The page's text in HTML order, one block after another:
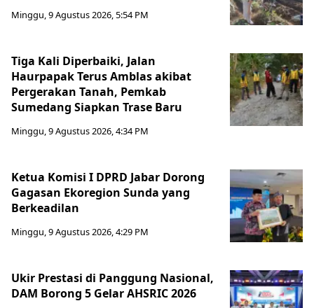
Minggu, 9 Agustus 2026, 5:54 PM
Tiga Kali Diperbaiki, Jalan
Haurpapak Terus Amblas akibat
Pergerakan Tanah, Pemkab
Sumedang Siapkan Trase Baru
Minggu, 9 Agustus 2026, 4:34 PM
Ketua Komisi I DPRD Jabar Dorong
Gagasan Ekoregion Sunda yang
Berkeadilan
Minggu, 9 Agustus 2026, 4:29 PM
Ukir Prestasi di Panggung Nasional,
DAM Borong 5 Gelar AHSRIC 2026